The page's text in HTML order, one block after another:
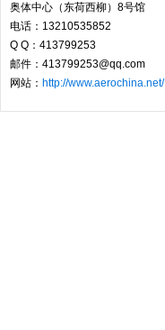
奥体中心（东荷西柳）8号馆
电话：13210535852
Q Q：413799253
邮件：413799253@qq.com
网站： http://www.aerochina.net/